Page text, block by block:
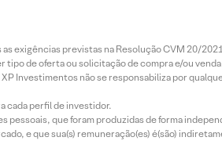
exigências previstas na Resolução CVM 20/
de oferta ou solicitação de compra e/ou
Investimentos não se responsabiliza por
cada perfil de investidor.
pessoais, que foram produzidas de forma
e que sua(s) remuneração(es) é(são)